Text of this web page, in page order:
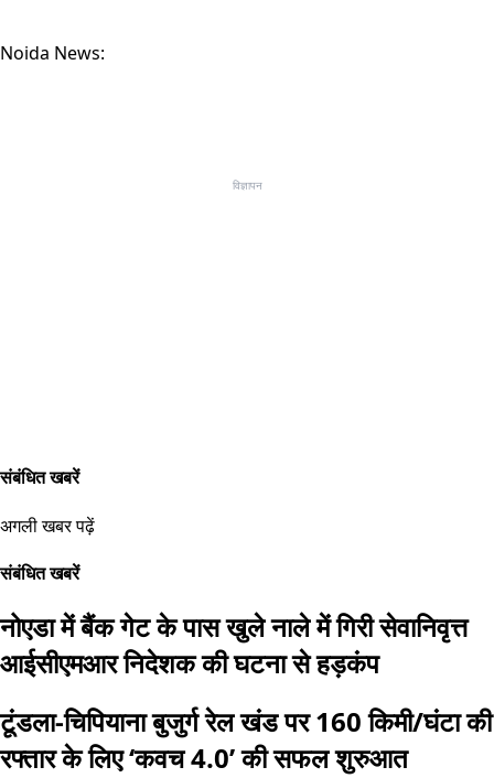
Noida News:
विज्ञापन
संबंधित खबरें
अगली खबर पढ़ें
संबंधित खबरें
नोएडा में बैंक गेट के पास खुले नाले में गिरी सेवानिवृत्त
आईसीएमआर निदेशक की घटना से हड़कंप
टूंडला-चिपियाना बुजुर्ग रेल खंड पर 160 किमी/घंटा की
रफ्तार के लिए ‘कवच 4.0’ की सफल शुरुआत